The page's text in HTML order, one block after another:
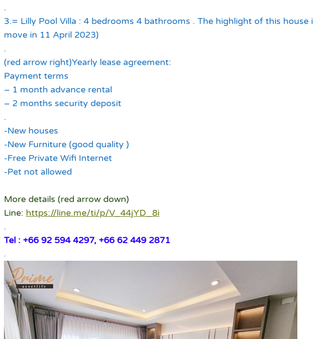
.
3.= Lilly Pool Villa : 4 bedrooms 4 bathrooms . The highlight of this
move in 11 April 2023)
.
(red arrow right)Yearly lease agreement:
Payment terms
– 1 month advance rental
– 2 months security deposit
.
-New houses
-New Furniture (good quality )
-Free Private Wifi Internet
-Pet not allowed
More details (red arrow down)
Line: https://line.me/ti/p/V_44jYD_8i
.
Tel : +66 92 594 4297, +66 62 449 2871
.